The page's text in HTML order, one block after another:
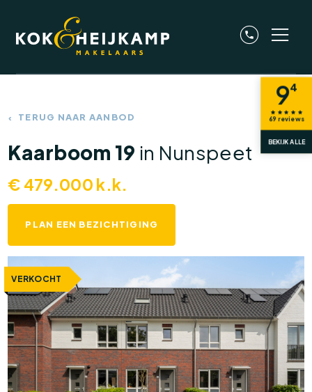
94
69reviews
BEKIJK ALLE
TERUG NAAR AANBOD
Kaarboom 19 in Nunspeet
€ 479.000 k.k.
PLAN EEN BEZICHTIGING
VERKOCHT